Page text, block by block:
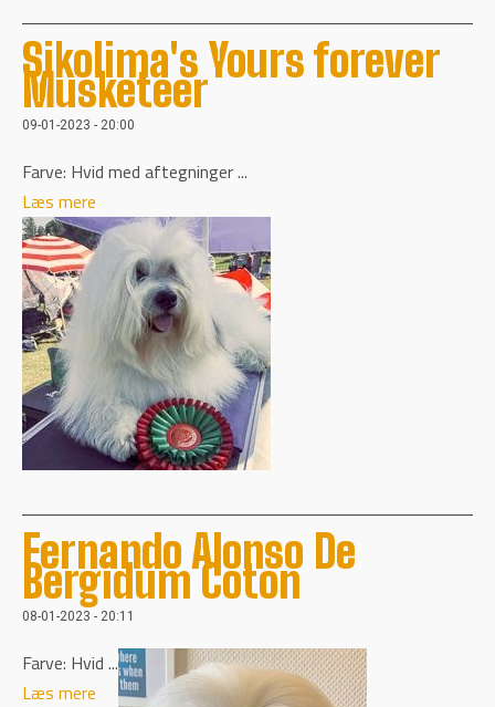
Sikolima's Yours forever
Musketeer
09-01-2023 - 20:00
Farve: Hvid med aftegninger ...
Læs mere
Fernando Alonso De
Bergidum Coton
08-01-2023 - 20:11
Farve: Hvid ...
Læs mere